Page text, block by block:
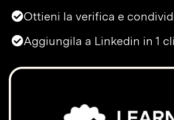
Ottieni la verifica e
Aggiungila a Linkedin in 1